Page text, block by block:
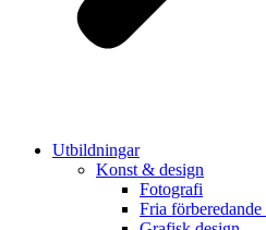
Utbildningar
Konst & design
Fotografi
Fria